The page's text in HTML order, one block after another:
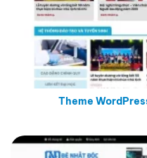
Theme